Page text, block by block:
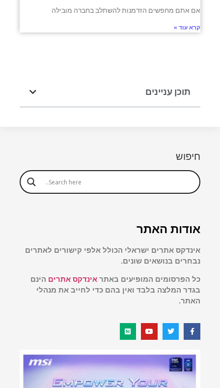
אם אתם מחפשים הזדמנות להשתלב בחברה מובילה
קרא עוד »
תוכן עניינים
חיפוש
אודות האתר
אינדקס אתרים ישראלי הכולל אלפי קישורים לאתרים
נבחרים בנושאים שונים.
כל הפרסומים המופיעים באתר אינדקס אתרים הינם
בגדר המלצה בלבד ואין בהם כדי לחייב את מנהלי
האתר.